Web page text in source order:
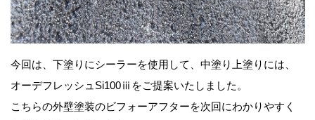
今回は、下塗りにシーラーを使用して、中塗り上塗りには、
オーデフレッシュSi100ⅲをご提案いたしました。
こちらの外壁塗装のビフォーアフターを次回にわかりやすく